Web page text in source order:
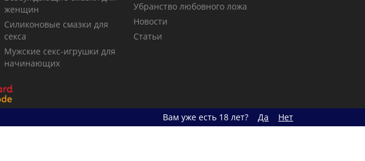
Вам уже есть 18 лет? Да Нет
женщин
Силиконовые смазки для
секса
Мужские секс-игрушки для
начинающих
Убранство любовного ложа
Новости
Статьи